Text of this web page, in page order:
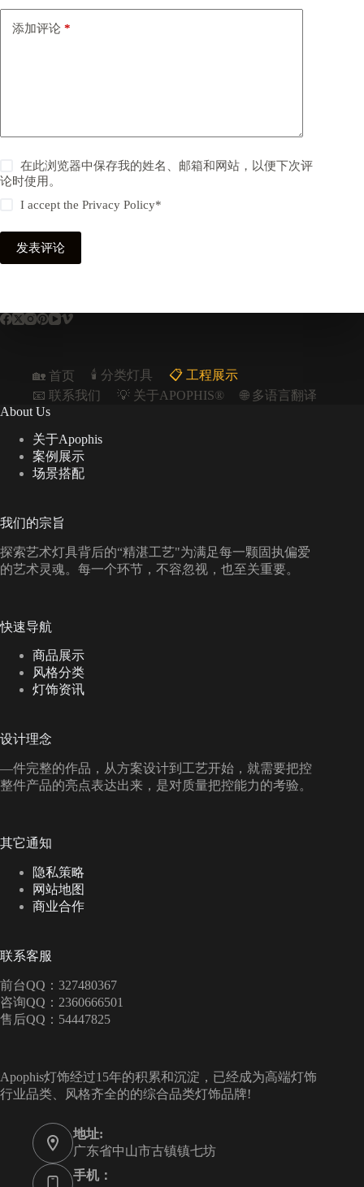
添加评论 *
在此浏览器中保存我的姓名、邮箱和网站，以便下次评
论时使用。
I accept thePrivacy Policy*
发表评论
🏡 首页 🕯️ 分类灯具
📋︎ 工程展示
📧 联系我们
💡 关于APOPHIS®
🌐 多语言翻译
About Us
关于Apophis
案例展示
场景搭配
我们的宗旨
探索艺术灯具背后的“精湛工艺"为满足每一颗固执偏爱
的艺术灵魂。每一个环节，不容忽视，也至关重要。
快速导航
商品展示
风格分类
灯饰资讯
设计理念
—件完整的作品，从方案设计到工艺开始，就需要把控
整件产品的亮点表达出来，是对质量把控能力的考验。
其它通知
隐私策略
网站地图
商业合作
联系客服
前台QQ：327480367
咨询QQ：2360666501
售后QQ：54447825
Apophis灯饰经过15年的积累和沉淀，已经成为高端灯饰
行业品类、风格齐全的的综合品类灯饰品牌!
地址:
广东省中山市古镇镇七坊
手机：